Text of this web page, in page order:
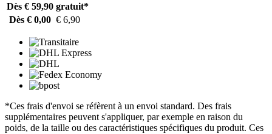
Dès € 59,90 gratuit*
Dès € 0,00 € 6,90
*Ces frais d'envoi se réfèrent à un envoi standard. Des frais
supplémentaires peuvent s'appliquer, par exemple en raison du
poids, de la taille ou des caractéristiques spécifiques du produit. Ces